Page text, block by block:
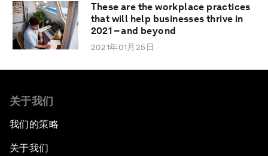
These are the workplace practices
that will help businesses thrive in
2021 – and beyond
2021年01月25日
关于我们
我们的策略
关于我们